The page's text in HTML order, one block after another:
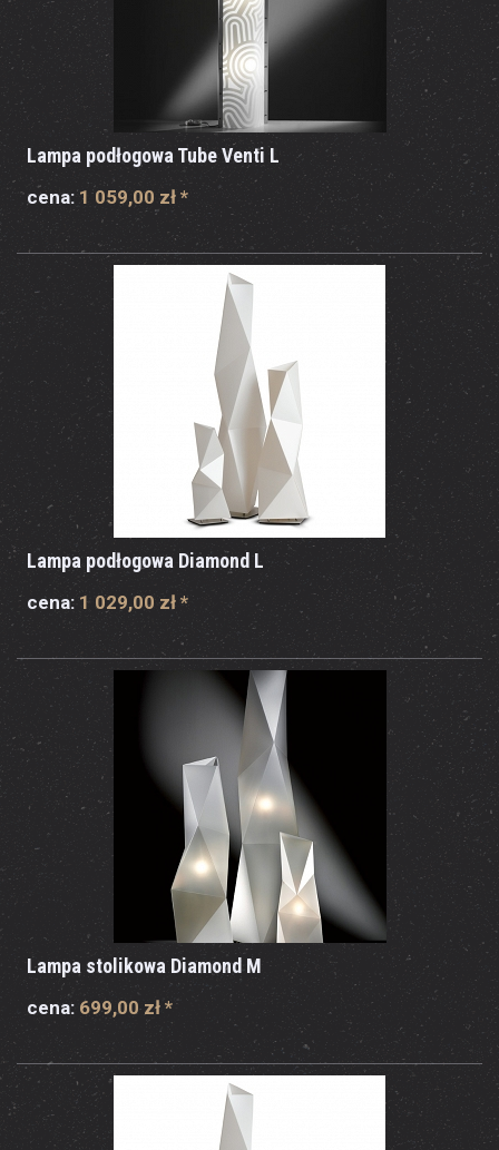
Lampa podłogowa Tube Venti L
cena: 1 059,00 zł *
Lampa podłogowa Diamond L
cena: 1 029,00 zł *
Lampa stolikowa Diamond M
cena: 699,00 zł *